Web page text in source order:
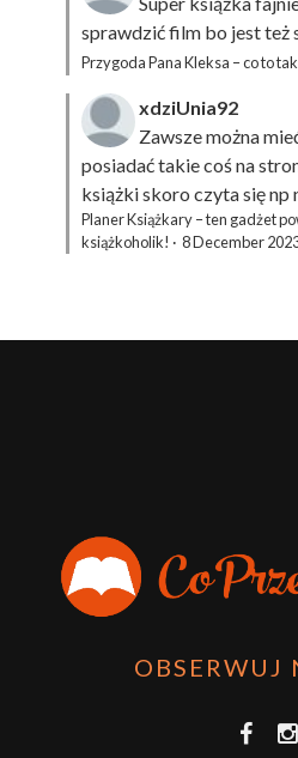
sprawdzić film bo jest też
Przygoda Pana Kleksa – co to
xdziUnia92
Zawsze można
posiadać takie coś na
książki skoro czyta się np
Planer Książkary – ten gadżet
książkoholik! · 8 December
OBSERWUJ